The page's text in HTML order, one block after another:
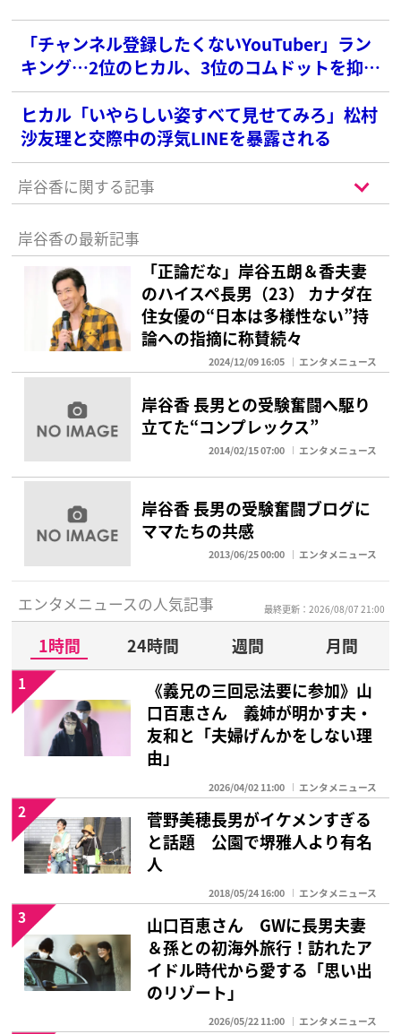
「チャンネル登録したくないYouTuber」ラン
キング…2位のヒカル、3位のコムドットを抑え
た1位は？
ヒカル「いやらしい姿すべて見せてみろ」松村
沙友理と交際中の浮気LINEを暴露される
岸谷香に関する記事
岸谷香の最新記事
「正論だな」岸谷五朗＆香夫妻
のハイスペ長男（23） カナダ在
住女優の“日本は多様性ない”持
論への指摘に称賛続々
2024/12/09 16:05 エンタメニュース
岸谷香 長男との受験奮闘へ駆り
立てた“コンプレックス”
2014/02/15 07:00 エンタメニュース
岸谷香 長男の受験奮闘ブログに
ママたちの共感
2013/06/25 00:00 エンタメニュース
エンタメニュースの人気記事 最終更新：2026/08/07 21:00
1時間 24時間 週間
月間
《義兄の三回忌法要に参加》山
口百恵さん 義姉が明かす夫・
友和と「夫婦げんかをしない理
由」
2026/04/02 11:00 エンタメニュース
1
菅野美穂長男がイケメンすぎる
と話題 公園で堺雅人より有名
人
2018/05/24 16:00 エンタメニュース
2
山口百恵さん GWに長男夫妻
＆孫との初海外旅行！訪れたア
イドル時代から愛する「思い出
のリゾート」
2026/05/22 11:00 エンタメニュース
3